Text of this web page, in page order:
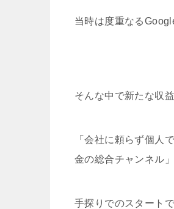
当時は度重なる
そんな中で新たな収
「会社に頼らず個人
金の総合チャンネル
手探りでのスタートで